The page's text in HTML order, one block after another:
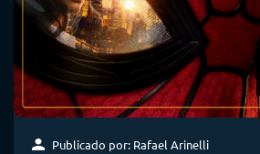
Publicado por: Rafael Arinelli